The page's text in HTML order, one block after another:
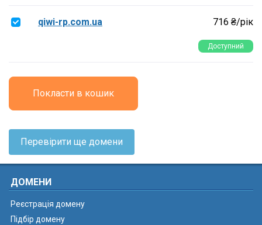
qiwi-rp.com.ua 716 ₴/рік
Доступний
Покласти в кошик
Перевірити ще домени
ДОМЕНИ
Реєстрація домену
Підбір домену